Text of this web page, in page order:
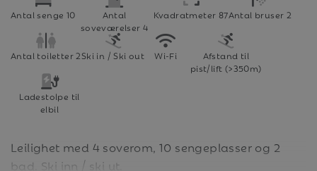
Antal senge 10
Antal
soveværelser 4
Kvadratmeter 87Antal bruser 2
Antal toiletter 2Ski in / Ski out Wi-Fi
Afstand til
pist/lift (>350m)
Ladestolpe til
elbil
Leilighet med 4 soverom, 10 sengeplasser og 2
bad. Ski inn / ski ut.